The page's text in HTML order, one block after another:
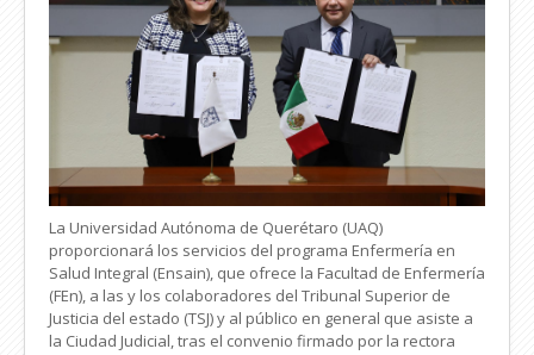
La Universidad Autónoma de Querétaro (UAQ)
proporcionará los servicios del programa Enfermería en
Salud Integral (Ensain), que ofrece la Facultad de Enfermería
(FEn), a las y los colaboradores del Tribunal Superior de
Justicia del estado (TSJ) y al público en general que asiste a
la Ciudad Judicial, tras el convenio firmado por la rectora